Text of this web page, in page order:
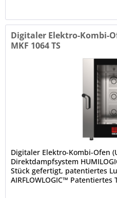
Digitaler Elektro-Kombi-
MKF 1064 TS
Digitaler Elektro-Kombi-Ofen
Direktdampfsystem
Stück gefertigt, patentiertes
AIRFLOWLOGIC™